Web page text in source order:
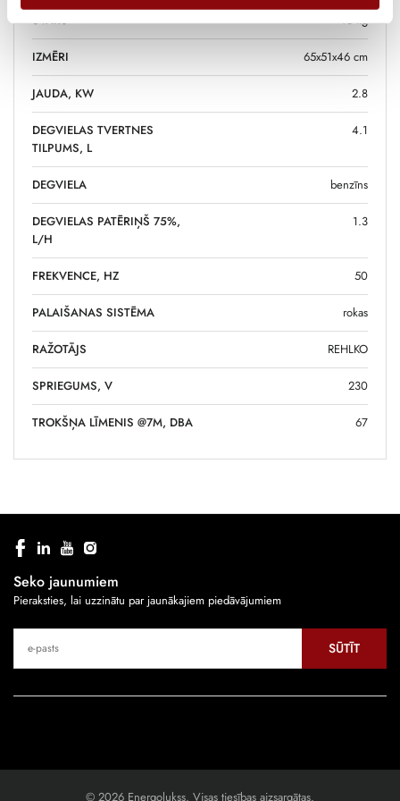
SVARS 45 kg
IZMĒRI 65x51x46 cm
JAUDA, KW 2.8
DEGVIELAS TVERTNES
TILPUMS, L
4.1
DEGVIELA benzīns
DEGVIELAS PATĒRIŅŠ 75%,
L/H
1.3
FREKVENCE, HZ 50
PALAIŠANAS SISTĒMA rokas
RAŽOTĀJS REHLKO
SPRIEGUMS, V 230
TROKŠŅA LĪMENIS @7M, DBA 67
Seko jaunumiem
Pieraksties, lai uzzinātu par jaunākajiem piedāvājumiem
SŪTĪT
© 2026 Energolukss. Visas tiesības aizsargātas.